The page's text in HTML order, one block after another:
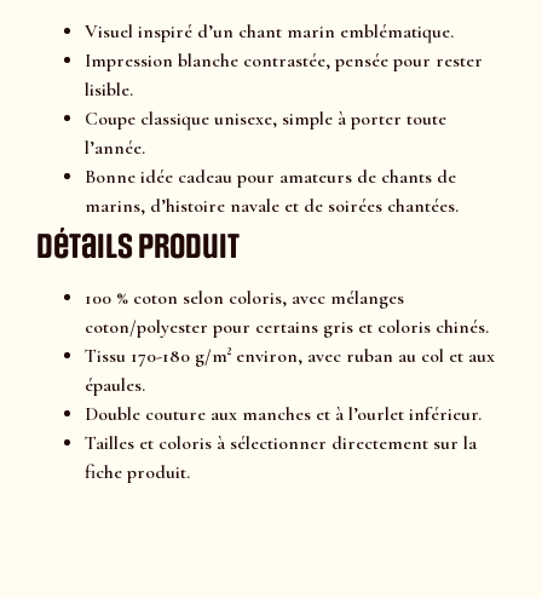
Visuel inspiré d’un chant marin emblématique.
Impression blanche contrastée, pensée pour rester
lisible.
Coupe classique unisexe, simple à porter toute
l’année.
Bonne idée cadeau pour amateurs de chants de
marins, d’histoire navale et de soirées chantées.
Détails produit
100 % coton selon coloris, avec mélanges
coton/polyester pour certains gris et coloris chinés.
Tissu 170-180 g/m² environ, avec ruban au col et aux
épaules.
Double couture aux manches et à l’ourlet inférieur.
Tailles et coloris à sélectionner directement sur la
fiche produit.